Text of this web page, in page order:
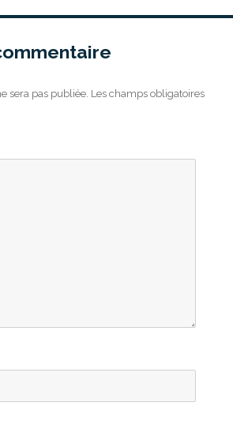
sera pas publiée. Les champs obligatoires